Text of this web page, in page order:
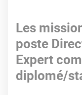
Les
poste
Expert
diplomé/